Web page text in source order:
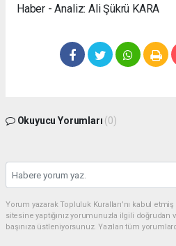
Haber - Analiz: Ali Şükrü KARA
Okuyucu Yorumları (0)
Yorum yazarak Topluluk Kuralları’nı kabul
sitesine yaptığınız yorumunuzla ilgili doğrudan
başınıza üstleniyorsunuz. Yazılan tüm